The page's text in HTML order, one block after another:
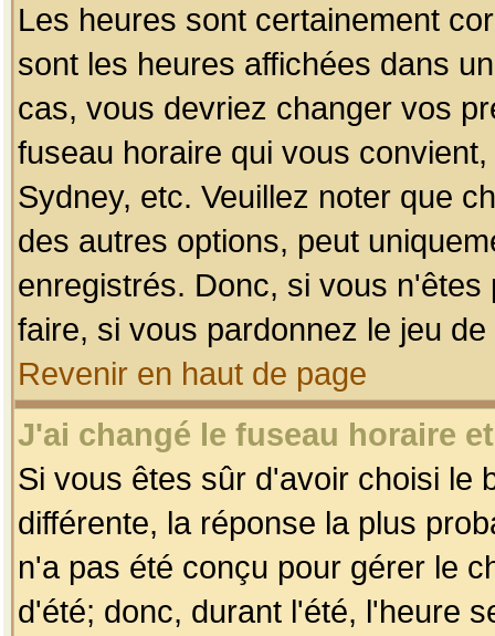
Les heures sont certainement
sont les heures affichées dans
cas, vous devriez changer vos
fuseau horaire qui vous
Sydney, etc. Veuillez noter que
des autres options, peut
enregistrés. Donc, si vous
faire, si vous pardonnez le jeu
Revenir en haut de page
J'ai changé le fuseau horaire
Si vous êtes sûr d'avoir choisi le
différente, la réponse la plus
n'a pas été conçu pour gérer le
d'été; donc, durant l'été, l'heure